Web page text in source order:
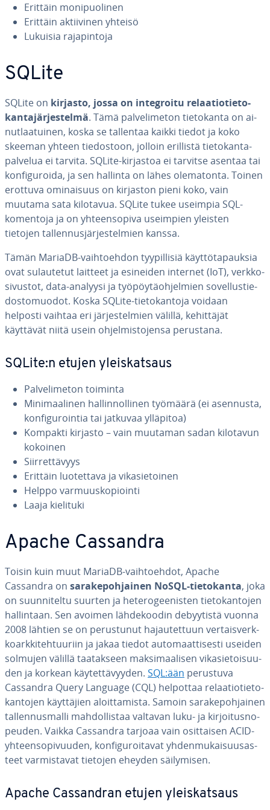
Erittäin mo­ni­puo­li­nen
Erittäin ak­tii­vi­nen yhteisö
Lukuisia ra­ja­pin­to­ja
SQLite
SQLite on kirjasto, jossa on in­tegroi­tu re­laa­tio­tie­to­
kan­ta­jär­jes­tel­mä. Tämä pal­ve­li­me­ton tie­to­kan­ta on ai­
nut­laa­tui­nen, koska se tallentaa kaikki tiedot ja koko
skeeman yhteen tie­dos­toon, jolloin erillistä tie­to­kan­ta­
pal­ve­lua ei tarvita. SQLite-kirjastoa ei tarvitse asentaa tai
kon­fi­gu­roi­da, ja sen hallinta on lähes ole­ma­ton­ta. Toinen
erottuva omi­nai­suus on kirjaston pieni koko, vain
muutama sata kilotavua. SQLite tukee useimpia SQL-
komentoja ja on yh­teen­so­pi­va useimpien yleisten
tietojen tal­len­nus­jär­jes­tel­mien kanssa.
Tämän MariaDB-vaih­toeh­don tyy­pil­li­siä käyt­tö­ta­pauk­sia
ovat su­lau­te­tut laitteet ja esineiden internet (IoT), verk­ko­
si­vus­tot, data-analyysi ja työ­pöy­tä­oh­jel­mien so­vel­lus­tie­
dos­to­muo­dot. Koska SQLite-tie­to­kan­to­ja voidaan
helposti vaihtaa eri jär­jes­tel­mien välillä, ke­hit­tä­jät
käyttävät niitä usein oh­jel­mis­to­jen­sa perustana.
SQLite:n etujen yleis­kat­saus
Pal­ve­li­me­ton toiminta
Mi­ni­maa­li­nen hal­lin­nol­li­nen työmäärä (ei asennusta,
kon­fi­gu­roin­tia tai jatkuvaa ylläpitoa)
Kompakti kirjasto – vain muutaman sadan kilotavun
kokoinen
Siir­ret­tä­vyys
Erittäin luo­tet­ta­va ja vi­ka­sie­toi­nen
Helppo var­muus­ko­pioin­ti
Laaja kielituki
Apache Cassandra
Toisin kuin muut MariaDB-vaih­toeh­dot, Apache
Cassandra on sa­ra­ke­poh­jai­nen NoSQL-tie­to­kan­ta, joka
on suun­ni­tel­tu suurten ja he­te­ro­gee­nis­ten tie­to­kan­to­jen
hal­lin­taan. Sen avoimen läh­de­koo­din de­byy­tis­tä vuonna
2008 lähtien se on pe­rus­tu­nut ha­jau­tet­tuun ver­tais­verk­
koark­ki­teh­tuu­riin ja jakaa tiedot au­to­maat­ti­ses­ti useiden
solmujen välillä taa­tak­seen mak­si­maa­li­sen vi­ka­sie­toi­suu­
den ja korkean käy­tet­tä­vyy­den. SQL:ään perustuva
Cassandra Query Language (CQL) helpottaa re­laa­tio­tie­to­
kan­to­jen käyt­tä­jien aloit­ta­mis­ta. Samoin sa­ra­ke­poh­jai­nen
tal­len­nus­mal­li mah­dol­lis­taa valtavan luku- ja kir­joi­tus­no­
peu­den. Vaikka Cassandra tarjoaa vain osit­tai­sen ACID-
yh­teen­so­pi­vuu­den, kon­fi­gu­roi­ta­vat yh­den­mu­kai­suusas­
teet var­mis­ta­vat tietojen eheyden säi­ly­mi­sen.
Apache Cas­sandran etujen yleis­kat­saus